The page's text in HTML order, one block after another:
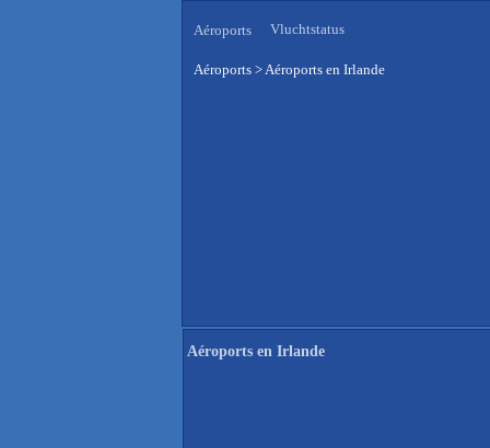
Aéroports Vluchtstatus
Aéroports >Aéroports en Irlande
Aéroports en Irlande